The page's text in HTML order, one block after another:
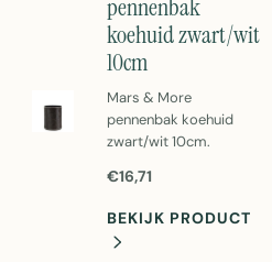
pennenbak
koehuid zwart/wit
10cm
Mars & More
pennenbak koehuid
zwart/wit 10cm.
organizer met
patroon. Perfecte
opberging voor pennen,
€16,71
BEKIJK PRODUCT